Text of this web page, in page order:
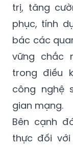
trị, tăng
phục, tính
bác các
vững chắc
trong điều
công nghệ
gian mạng.
Bên cạnh
thực đối